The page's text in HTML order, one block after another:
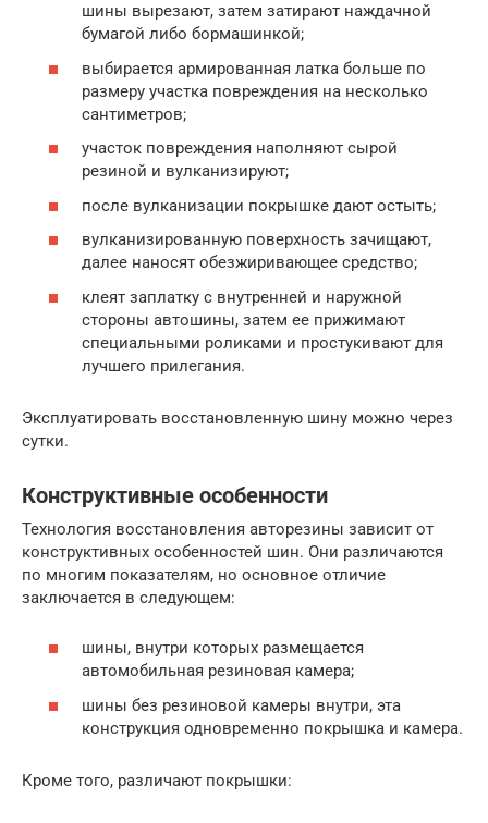
шины вырезают, затем затирают наждачной
бумагой либо бормашинкой;
выбирается армированная латка больше по
размеру участка повреждения на несколько
сантиметров;
участок повреждения наполняют сырой
резиной и вулканизируют;
после вулканизации покрышке дают остыть;
вулканизированную поверхность зачищают,
далее наносят обезжиривающее средство;
клеят заплатку с внутренней и наружной
стороны автошины, затем ее прижимают
специальными роликами и простукивают для
лучшего прилегания.
Эксплуатировать восстановленную шину можно через
сутки.
Конструктивные особенности
Технология восстановления авторезины зависит от
конструктивных особенностей шин. Они различаются
по многим показателям, но основное отличие
заключается в следующем:
шины, внутри которых размещается
автомобильная резиновая камера;
шины без резиновой камеры внутри, эта
конструкция одновременно покрышка и камера.
Кроме того, различают покрышки: